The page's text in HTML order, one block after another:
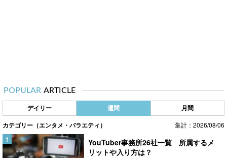
POPULAR ARTICLE
デイリー 週間 月間
カテゴリー（エンタメ・バラエティ） 集計：2026/08/06
YouTuber事務所26社一覧 所属するメ
リットや入り方は？